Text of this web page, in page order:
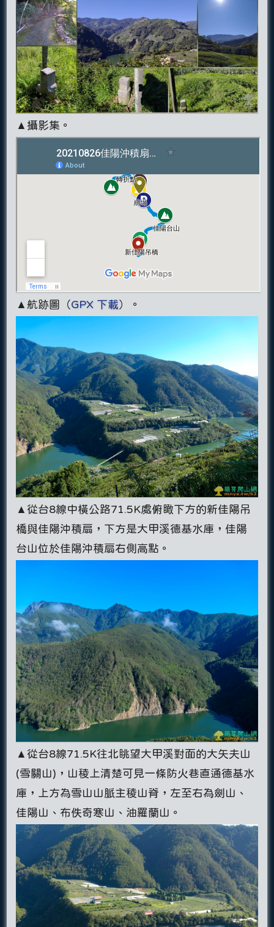
▲攝影集。
▲航跡圖（GPX 下載）。
▲從台8線中橫公路71.5K處俯瞰下方的新佳陽吊
橋與佳陽沖積扇，下方是大甲溪德基水庫，佳陽
台山位於佳陽沖積扇右側高點。
▲從台8線71.5K往北眺望大甲溪對面的大矢夫山
(雪關山)，山稜上清楚可見一條防火巷直通德基水
庫，上方為雪山山脈主稜山脊，左至右為劍山、
佳陽山、布佚奇寒山、油羅蘭山。